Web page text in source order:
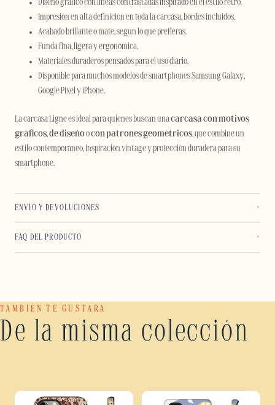
Diseño gráfico con líneas contrastadas inspirado en el estilo retro.
Impresión en alta definición en toda la carcasa, bordes incluidos.
Acabado brillante o mate, según lo que prefieras.
Funda fina, ligera y ergonómica.
Materiales duraderos pensados para el uso diario.
Disponible para muchos modelos de smartphones Samsung Galaxy,
Google Pixel y iPhone.
La carcasa Ligne es ideal para quienes buscan unacarcasa con motivos
gráficos,de diseñooconpatrones geométricos, que combine un
estilo contemporáneo, inspiración vintage y protección duradera para su
smartphone.
ENVÍO Y DEVOLUCIONES
FAQ DEL PRODUCTO
TAMBIÉN TE GUSTARÁ
De la misma colección